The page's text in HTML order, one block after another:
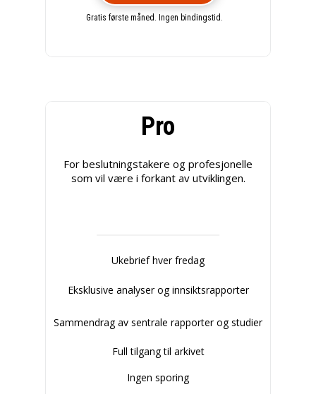
Gratis første måned. Ingen bindingstid.
Pro
For beslutningstakere og profesjonelle
som vil være i forkant av utviklingen.
Ukebrief hver fredag
Eksklusive analyser og innsiktsrapporter
Sammendrag av sentrale rapporter og studier
Full tilgang til arkivet
Ingen sporing